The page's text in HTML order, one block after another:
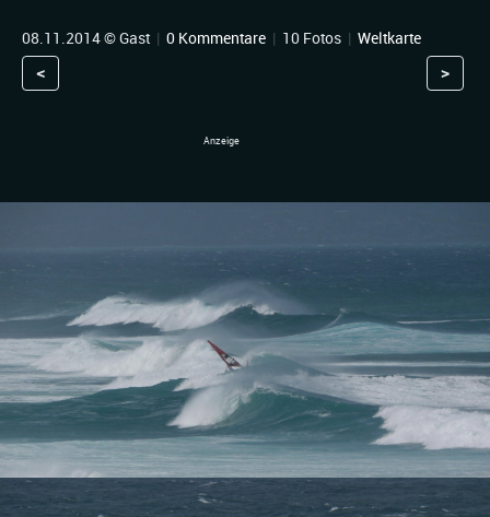
08.11.2014 © Gast | 0 Kommentare | 10 Fotos | Weltkarte
< >